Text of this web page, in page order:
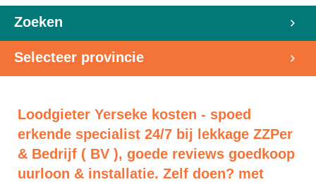
Zoeken
Selecteer provincie
Loodgieter Yerseke kosten - spoed
erkende specialist 24/7 bij lekkage ZZPer
& Bedrijf ( BV ), goede reviews goedkoop
uurloon & installatie. Zelf doen? met